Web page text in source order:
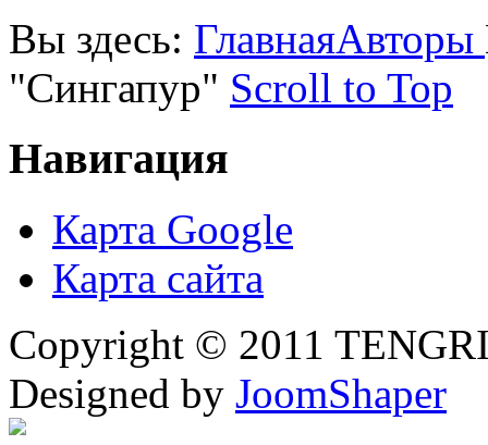
Вы здесь: ГлавнаяАвторы
"Сингапур" Scroll to Top
Навигация
Карта Google
Карта сайта
Copyright © 2011
Designed by JoomShaper